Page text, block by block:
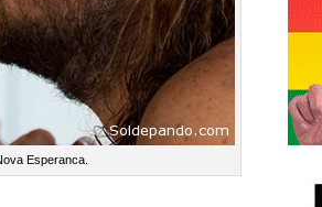
Esperanca.